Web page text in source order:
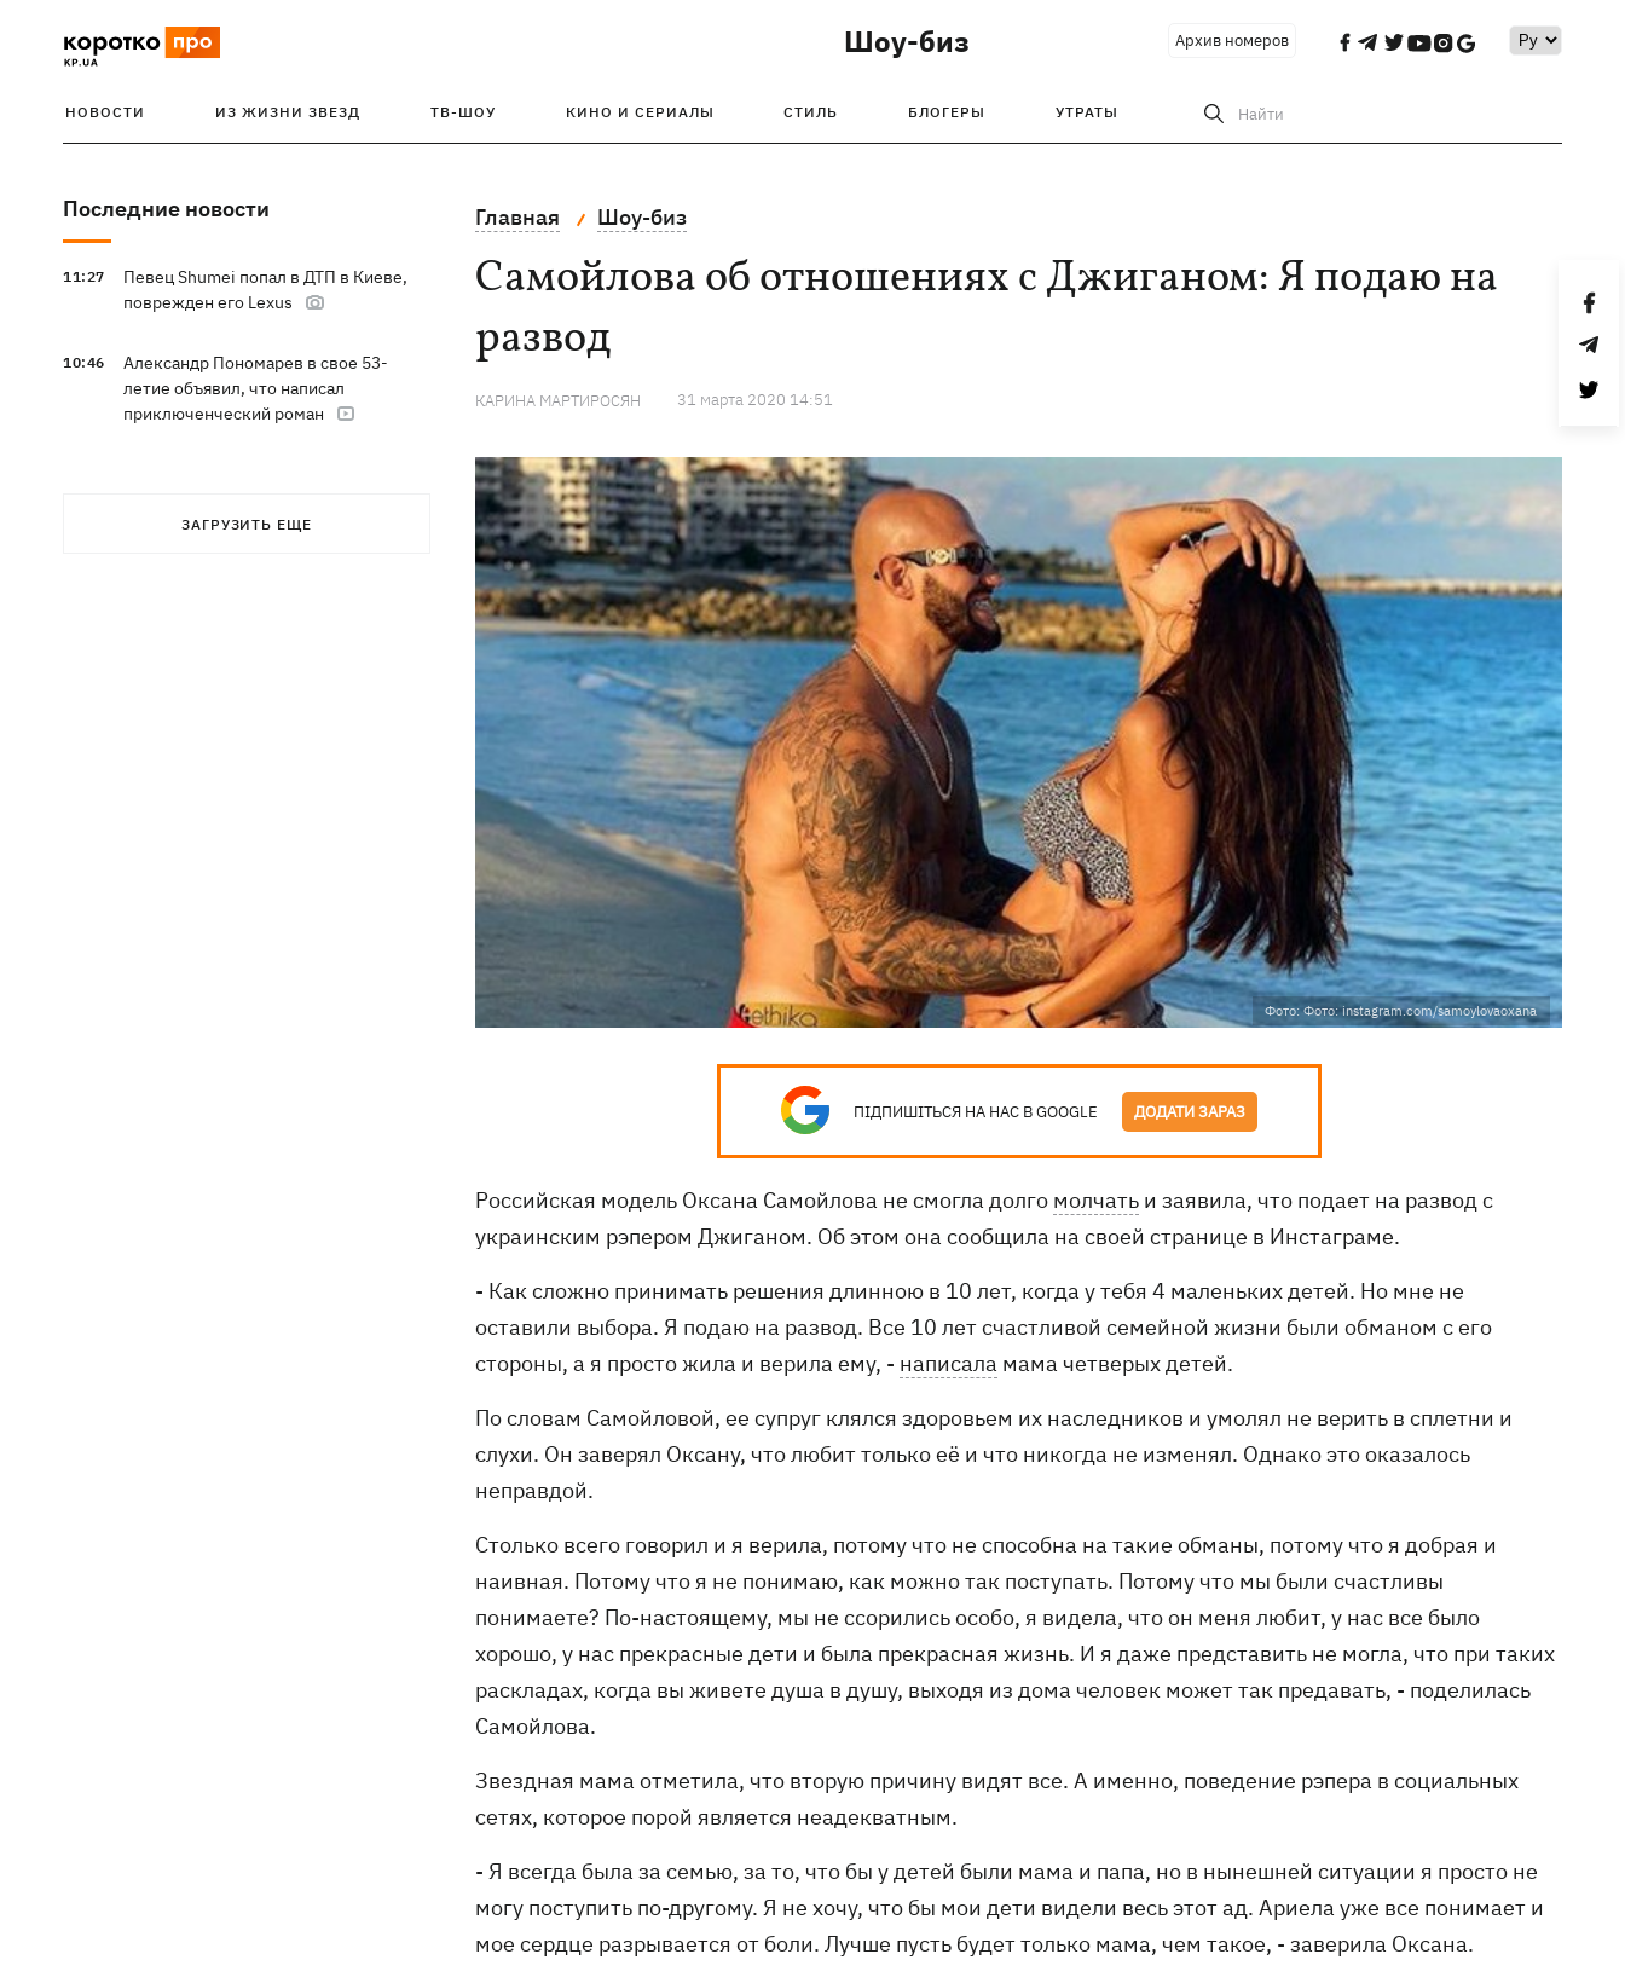
Шоу-биз Архив номеров
НОВОСТИ ИЗ ЖИЗНИ ЗВЕЗД ТВ-ШОУ КИНО И СЕРИАЛЫ СТИЛЬ БЛОГЕРЫ УТРАТЫ Найти
Последние новости
11:27
Певец Shumei попал в ДТП в Киеве,
поврежден его Lexus
10:46
Александр Пономарев в свое 53-
летие объявил, что написал
приключенческий роман
ЗАГРУЗИТЬ ЕЩЕ
Главная Шоу-биз
Самойлова об отношениях с Джиганом: Я подаю на
развод
КАРИНА МАРТИРОСЯН 31 марта 2020 14:51
Фото: Фото: instagram.com/samoylovaoxana
ПІДПИШІТЬСЯ НА НАС В GOOGLE ДОДАТИ ЗАРАЗ
Российская модель Оксана Самойлова не смогла долго молчать и заявила, что подает на развод с
украинским рэпером Джиганом. Об этом она сообщила на своей странице в Инстаграме.
- Как сложно принимать решения длинною в 10 лет, когда у тебя 4 маленьких детей. Но мне не
оставили выбора. Я подаю на развод. Все 10 лет счастливой семейной жизни были обманом с его
стороны, а я просто жила и верила ему, - написала мама четверых детей.
По словам Самойловой, ее супруг клялся здоровьем их наследников и умолял не верить в сплетни и
слухи. Он заверял Оксану, что любит только её и что никогда не изменял. Однако это оказалось
неправдой.
Столько всего говорил и я верила, потому что не способна на такие обманы, потому что я добрая и
наивная. Потому что я не понимаю, как можно так поступать. Потому что мы были счастливы
понимаете? По-настоящему, мы не ссорились особо, я видела, что он меня любит, у нас все было
хорошо, у нас прекрасные дети и была прекрасная жизнь. И я даже представить не могла, что при таких
раскладах, когда вы живете душа в душу, выходя из дома человек может так предавать, - поделилась
Самойлова.
Звездная мама отметила, что вторую причину видят все. А именно, поведение рэпера в социальных
сетях, которое порой является неадекватным.
- Я всегда была за семью, за то, что бы у детей были мама и папа, но в нынешней ситуации я просто не
могу поступить по-другому. Я не хочу, что бы мои дети видели весь этот ад. Ариела уже все понимает и
мое сердце разрывается от боли. Лучше пусть будет только мама, чем такое, - заверила Оксана.